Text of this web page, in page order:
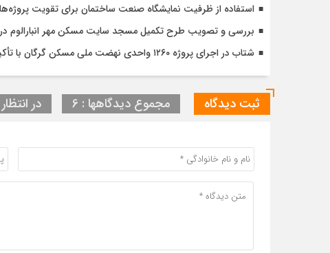
استفاده از ظرفیت نمایشگاه صنعت ساختمان برای تقویت
بررسی و تصویب طرح تکمیل مسجد سایت مسکن مهر انبارالوم
شتاب در اجرای پروژه ۱۲۶۰ واحدی نهضت ملی مسکن گرگان با تأکید بر کیفیت و زمان‌بندی دقیق
ثبت دیدگاه مجموع دیدگاهها : 6 در